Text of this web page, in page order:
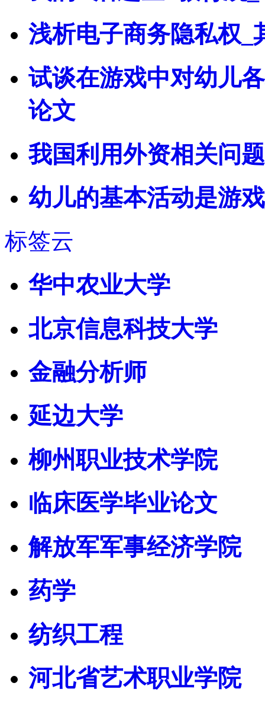
浅析电子商务隐私权_
试谈在游戏中对幼儿
论文
我国利用外资相关问
幼儿的基本活动是游
标签云
华中农业大学
北京信息科技大学
金融分析师
延边大学
柳州职业技术学院
临床医学毕业论文
解放军军事经济学院
药学
纺织工程
河北省艺术职业学院